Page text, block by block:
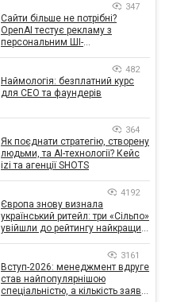
347
Сайти більше не потрібні?
OpenAI тестує рекламу з
персональним ШІ-
482
Наймологія: безплатний курс
для CEO та фаундерів
364
Як поєднати стратегію, створену
людьми, та AI-технології? Кейс
izi та агенції SHOTS
4192
Європа знову визнала
український ритейл: три «Сільпо»
увійшли до рейтингу найкращих
3161
Вступ-2026: менеджмент вдруге
став найпопулярнішою
спеціальністю, а кількість заяв